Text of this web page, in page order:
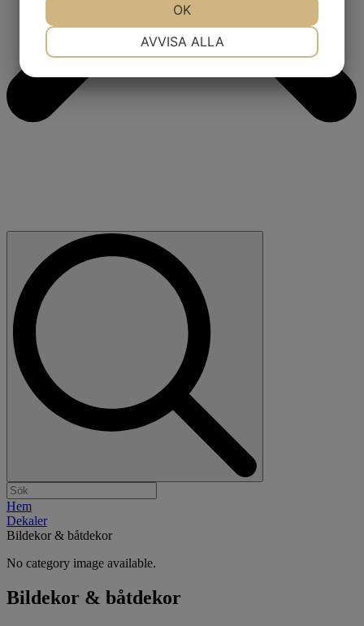
Hem
Dekaler
Bildekor & båtdekor
No category image available.
Bildekor & båtdekor
MARKNADSFÖRING
AVVISA ALLA
OK